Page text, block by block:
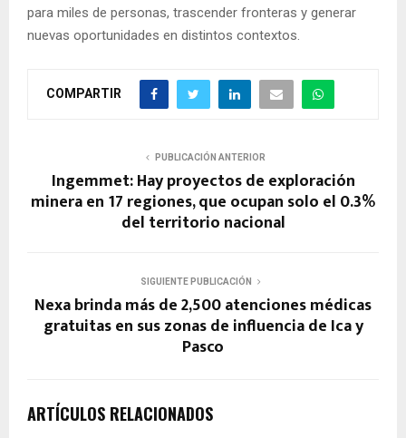
para miles de personas, trascender fronteras y generar
nuevas oportunidades en distintos contextos.
COMPARTIR
PUBLICACIÓN ANTERIOR
Ingemmet: Hay proyectos de exploración
minera en 17 regiones, que ocupan solo el 0.3%
del territorio nacional
SIGUIENTE PUBLICACIÓN
Nexa brinda más de 2,500 atenciones médicas
gratuitas en sus zonas de influencia de Ica y
Pasco
ARTÍCULOS RELACIONADOS